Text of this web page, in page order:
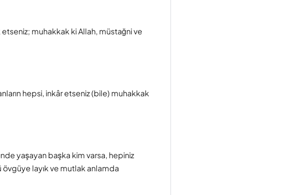
muhakkak ki Allah, müstağni ve
hepsi, inkâr etseniz (bile) muhakkak
yaşayan başka kim varsa, hepiniz
övgüye layık ve mutlak anlamda